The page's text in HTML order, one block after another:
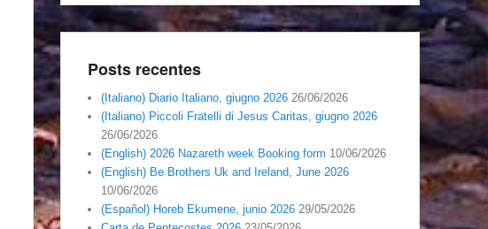
Posts recentes
(Italiano) Diario Italiano, giugno 2026 26/06/2026
(Italiano) Piccoli Fratelli di Jesus Caritas, giugno 2026
26/06/2026
(English) 2026 Nazareth week Booking form 10/06/2026
(English) Be Brothers Uk and Ireland, June 2026
10/06/2026
(Español) Horeb Ekumene, junio 2026 29/05/2026